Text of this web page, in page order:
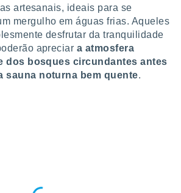
artesanais, ideais para se
mergulho em águas frias. Aqueles
desfrutar da tranquilidade
apreciar a atmosfera
dos bosques circundantes antes
sauna noturna bem quente.